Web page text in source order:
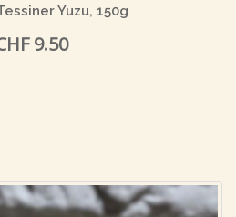
Yuzu, 150g
9.50